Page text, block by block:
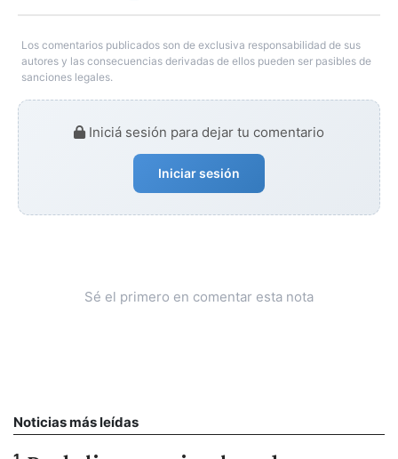
Los comentarios publicados son de exclusiva responsabilidad de sus
autores y las consecuencias derivadas de ellos pueden ser pasibles de
sanciones legales.
Iniciá sesión para dejar tu comentario
Iniciar sesión
Sé el primero en comentar esta nota
Noticias más leídas